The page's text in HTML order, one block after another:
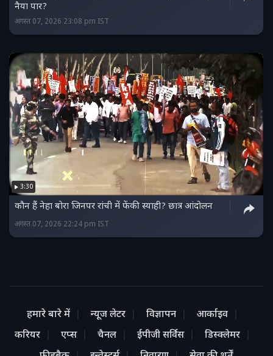
नैया पार?
अगस्त 07, 2026 23:08 pm IST
3:30
कौन हैं नेहा बोरा जिनपर रांची में फेंकी स्याही? छात्र आंदोलन
अगस्त 07, 2026 22:24 pm IST
हमारे बारे में न्यूज लेटर विज्ञापन
आर्काइव
करियर
एप्स चैनल ईपीजी सर्विस
डिस्क्लेमर